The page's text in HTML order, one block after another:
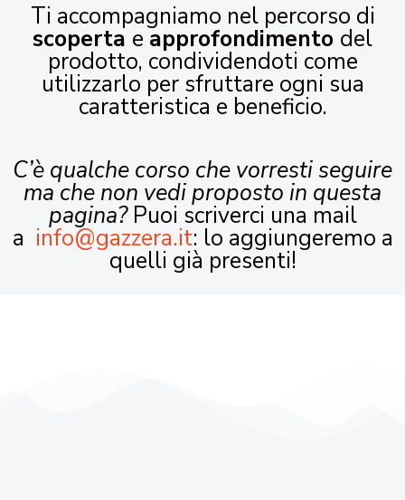
Ti accompagniamo nel percorso di
scoperta e approfondimento del
prodotto, condividendoti come
utilizzarlo per sfruttare ogni sua
caratteristica e beneficio.
C’è qualche corso che vorresti seguire
ma che non vedi proposto in questa
pagina?Puoi scriverci una mail
a info@gazzera.it: lo aggiungeremo a
quelli già presenti!